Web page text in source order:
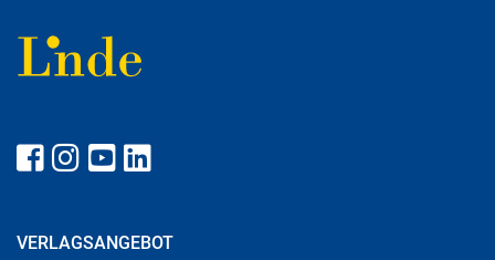
VERLAGSANGEBOT